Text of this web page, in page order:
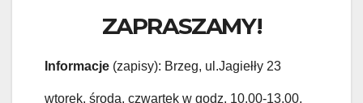
ZAPRASZAMY!
Informacje (zapisy): Brzeg, ul.Jagiełły 23
wtorek, środa, czwartek w godz. 10.00-13.00,